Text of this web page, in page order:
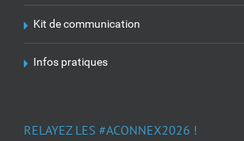
Kit de communication
Infos pratiques
RELAYEZ LES #ACONNEX2026 !